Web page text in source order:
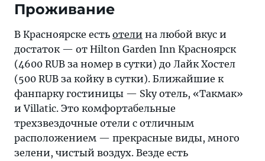
Проживание
В Красноярске есть отели на любой вкус и
достаток — от Hilton Garden Inn Красноярск
(4600 RUB за номер в сутки) до Лайк Хостел
(500 RUB за койку в сутки). Ближайшие к
фанпарку гостиницы — Sky отель, «Такмак»
и Villatic. Это комфортабельные
трехзвездочные отели с отличным
расположением — прекрасные виды, много
зелени, чистый воздух. Везде есть